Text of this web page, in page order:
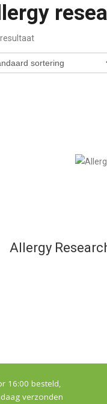
resultaat
Allergy
16:00 besteld,
verzonden